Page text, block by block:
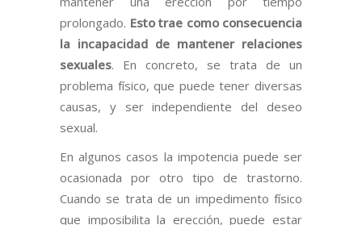
prolongado. Esto trae como consecuencia
la incapacidad de mantener relaciones
sexuales. En concreto, se trata de un
problema físico, que puede tener diversas
causas, y ser independiente del deseo
sexual.
En algunos casos la impotencia puede ser
ocasionada por otro tipo de trastorno.
Cuando se trata de un impedimento físico
que imposibilita la erección, puede estar